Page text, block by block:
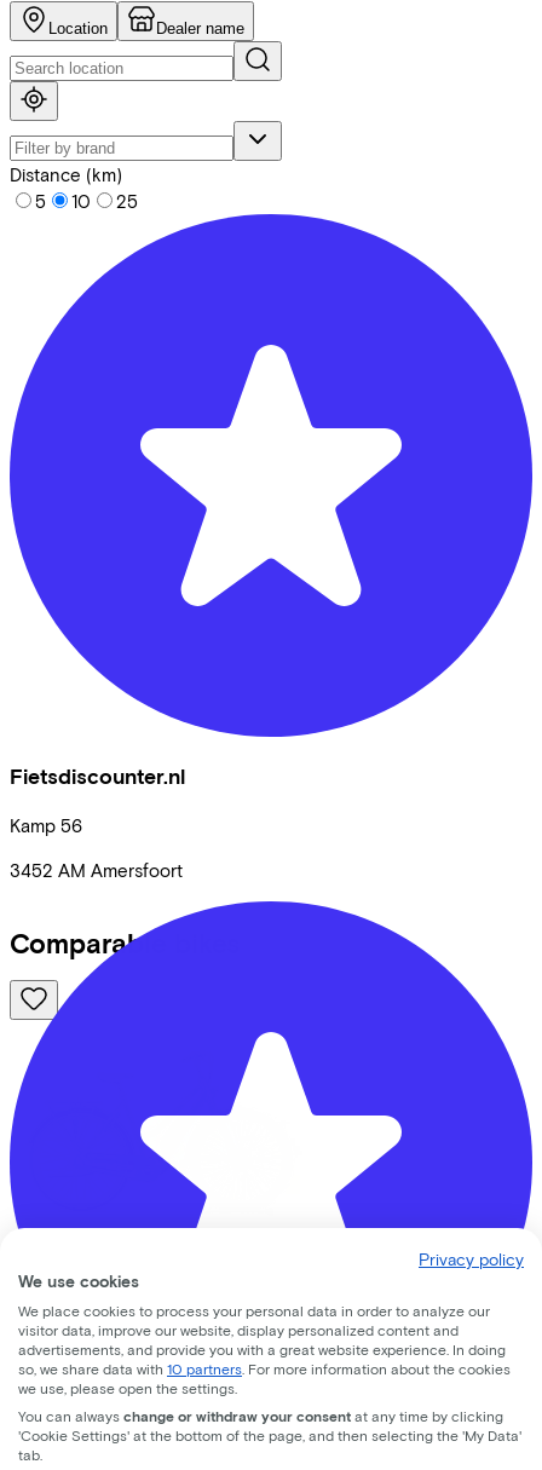
Location Dealer name
Distance (km)
5
10 25
Fietsdiscounter.nl
Kamp 56
3452 AM Amersfoort
Fietsvoordeelshop - Winkel Zeist
Comparable bikes
Gazelle Esprit test e-bike (2026)
Costs per month from
€61,66
Price €2.499,00
View
Privacy policy
We use cookies
We place cookies to process your personal data in order to analyze our
visitor data, improve our website, display personalized content and
advertisements, and provide you with a great website experience. In doing
so, we share data with 10 partners . For more information about the cookies
we use, please open the settings.
You can always change or withdraw your consent at any time by clicking
'Cookie Settings' at the bottom of the page, and then selecting the 'My Data'
tab.